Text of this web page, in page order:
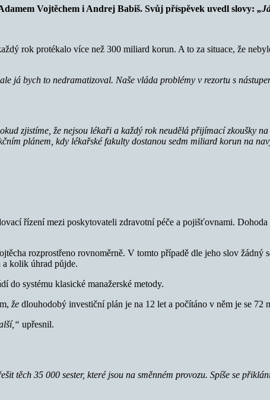
Vojtěchem i Andrej Babiš. Svůj příspěvek uvedl slovy:
rok protékalo více než 300 miliard korun. A to za situace, že
já bych to nedramatizoval. Naše vláda problémy v rezortu s
zjistíme, že nejsou lékaři a každý rok neudělá přijímací zkoušky
plánem, kdy lékařské fakulty dostanou sedm miliard korun na
řízení mezi poskytovateli zdravotní péče a pojišťovnami. Dohoda
rozprostřeno rovnoměrně. V tomto případě dle jeho slov žádný
a kolik úhrad půjde.
do systému klasické manažerské metody.
že dlouhodobý investiční plán je na 12 let a počítáno v něm je se 72
upřesnil.
těch 35 000 sester, které jsou na směnném provozu. Spíše se